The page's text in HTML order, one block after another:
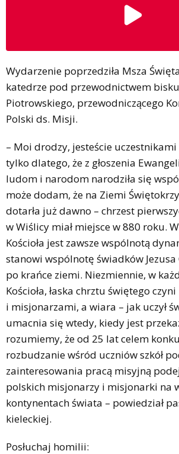
Wydarzenie poprzedziła Msza
katedrze pod przewodnictwem
Piotrowskiego, przewodniczącego
Polski ds. Misji.
– Moi drodzy, jesteście
tylko dlatego, że z głoszenia
ludom i narodom narodziła się
może dodam, że na Ziemi
dotarła już dawno – chrzest
w Wiślicy miał miejsce w 880 roku.
Kościoła jest zawsze wspólnotą
stanowi wspólnotę świadków Jezusa
po krańce ziemi. Niezmiennie, w
Kościoła, łaska chrztu świętego
i misjonarzami, a wiara – jak uczył
umacnia się wtedy, kiedy jest
rozumiemy, że od 25 lat celem
rozbudzanie wśród uczniów szkół
zainteresowania pracą misyjną
polskich misjonarzy i misjonarki na
kontynentach świata – powiedział
kieleckiej.
Posłuchaj homilii: